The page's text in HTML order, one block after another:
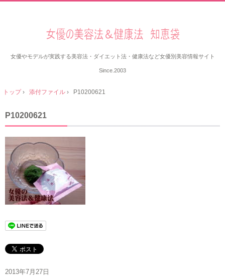
女優やモデルが実践する美容法・ダイエット法・健康法など女優別美容情報サイト
Since.2003
トップ› 添付ファイル › P10200621
P10200621
2013年7月27日